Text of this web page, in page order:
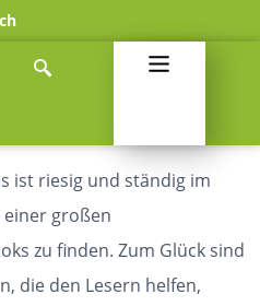
ist riesig und ständig im
einer großen
zu finden. Zum Glück sind
die den Lesern helfen,